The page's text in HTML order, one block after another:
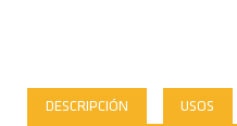
DESCRIPCIÓN USOS